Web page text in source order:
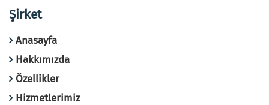
Şirket
Anasayfa
Hakkımızda
Özellikler
Hizmetlerimiz